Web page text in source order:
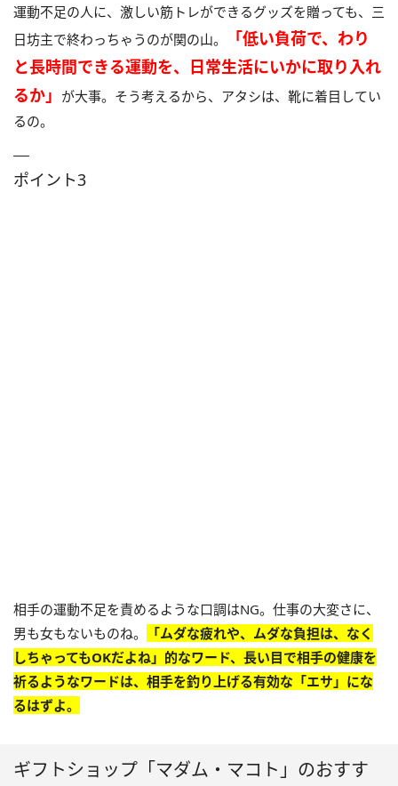
運動不足の人に、激しい筋トレができるグッズを贈っても、三
日坊主で終わっちゃうのが関の山。
「低い負荷で、わり
と長時間できる運動を、日常生活にいかに取り入れ
るか」 が大事。そう考えるから、アタシは、靴に着目してい
るの。
ポイント3
相手の運動不足を責めるような口調はNG。仕事の大変さに、
男も女もないものね。
「ムダな疲れや、ムダな負担は、なく
しちゃってもOKだよね」的なワード、長い目で相手の健康を
祈るようなワードは、相手を釣り上げる有効な「エサ」にな
るはずよ。
ギフトショップ「マダム・マコト」のおすす